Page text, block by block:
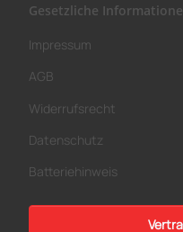
Gesetzliche
Impressum
AGB
Widerrufsrecht
Datenschutz
Batteriehinweis